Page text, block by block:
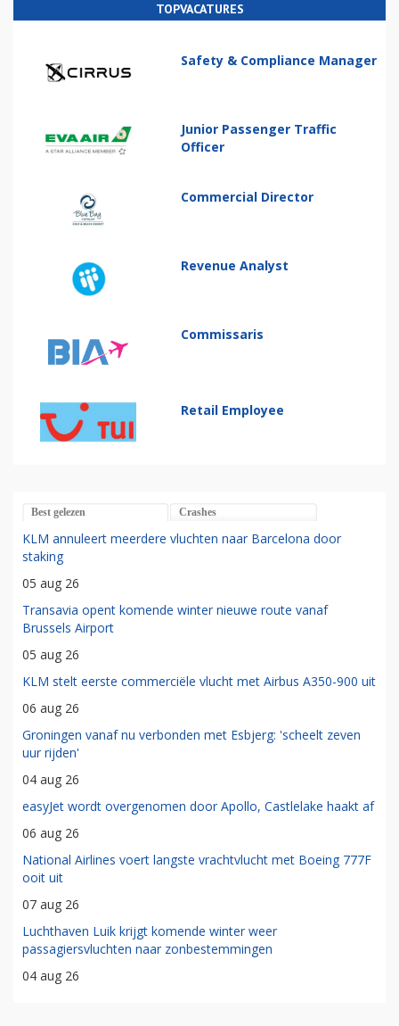
TOPVACATURES
Safety & Compliance Manager
Junior Passenger Traffic
Officer
Commercial Director
Revenue Analyst
Commissaris
Retail Employee
Best gelezen Crashes
KLM annuleert meerdere vluchten naar Barcelona door
staking
05 aug 26
Transavia opent komende winter nieuwe route vanaf
Brussels Airport
05 aug 26
KLM stelt eerste commerciële vlucht met Airbus A350-900 uit
06 aug 26
Groningen vanaf nu verbonden met Esbjerg: 'scheelt zeven
uur rijden'
04 aug 26
easyJet wordt overgenomen door Apollo, Castlelake haakt af
06 aug 26
National Airlines voert langste vrachtvlucht met Boeing 777F
ooit uit
07 aug 26
Luchthaven Luik krijgt komende winter weer
passagiersvluchten naar zonbestemmingen
04 aug 26